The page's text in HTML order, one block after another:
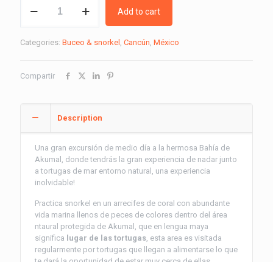
con
quantity
Add to cart
Categories: Buceo & snorkel , Cancún, México
Compartir
Description
Una gran excursión de medio dí­a a la hermosa Bahí­a de
Akumal, donde tendrás la gran experiencia de nadar junto
a tortugas de mar entorno natural, una experiencia
inolvidable!
Practica snorkel en un arrecifes de coral con abundante
vida marina llenos de peces de colores dentro del área
ntaural protegida de Akumal, que en lengua maya
significa lugar de las tortugas, esta area es visitada
regularmente por tortugas que llegan a alimentarse lo que